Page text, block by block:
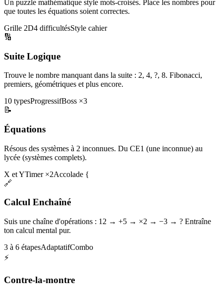
Un puzzle mathématique style mots-croisés. Place les nombres pour
que toutes les équations soient correctes.
Grille 2D4 difficultésStyle cahier
🔢
Suite Logique
Trouve le nombre manquant dans la suite : 2, 4, ?, 8. Fibonacci,
premiers, géométriques et plus encore.
10 typesProgressifBoss ×3
📝
Équations
Résous des systèmes à 2 inconnues. Du CE1 (une inconnue) au
lycée (systèmes complets).
X et YTimer ×2Accolade {
🔗
Calcul Enchaîné
Suis une chaîne d'opérations : 12 → +5 → ×2 → −3 → ? Entraîne
ton calcul mental pur.
3 à 6 étapesAdaptatifCombo
⚡
Contre-la-montre